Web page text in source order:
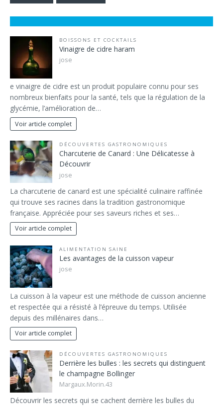
BOISSONS ET COCKTAILS
Vinaigre de cidre haram
jose
e vinaigre de cidre est un produit populaire connu pour ses
nombreux bienfaits pour la santé, tels que la régulation de la
glycémie, l’amélioration de…
Voir article complet
DÉCOUVERTES GASTRONOMIQUES
Charcuterie de Canard : Une Délicatesse à
Découvrir
jose
La charcuterie de canard est une spécialité culinaire raffinée
qui trouve ses racines dans la tradition gastronomique
française. Appréciée pour ses saveurs riches et ses…
Voir article complet
ALIMENTATION SAINE
Les avantages de la cuisson vapeur
jose
La cuisson à la vapeur est une méthode de cuisson ancienne
et respectée qui a résisté à l’épreuve du temps. Utilisée
depuis des millénaires dans…
Voir article complet
DÉCOUVERTES GASTRONOMIQUES
Derrière les bulles : les secrets qui distinguent
le champagne Bollinger
Margaux.Morin.43
Découvrir les secrets qui se cachent derrière les bulles du